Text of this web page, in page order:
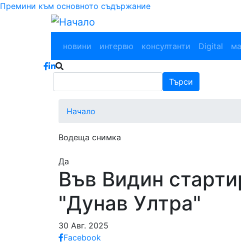
Премини към основното съдържание
Main navigation
новини интервю консултанти Digital
Търси
Начало
Водеща снимка
Да
Във Видин
"Дунав Ултра"
30 Авг. 2025
Facebook